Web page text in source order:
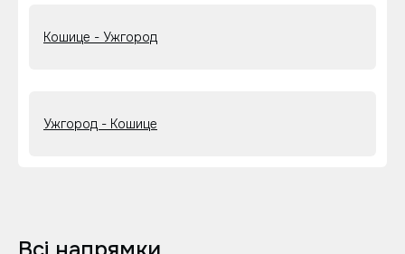
Кошице - Ужгород
Ужгород - Кошице